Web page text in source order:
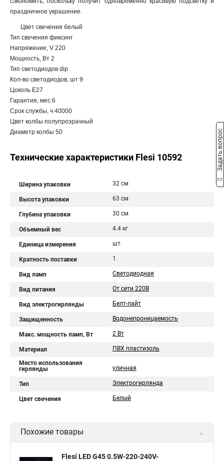
праздничное украшение.
Цвет свечения белый
Тип свечения фиксинг
Напряжение, V 220
Мощность, Вт 2
Тип светодиодов dip
Кол-во светодиодов, шт 9
Цоколь Е27
Гарантия, мес 6
Срок службы, ч 40000
Цвет колбы полупрозрачный
Диаметр колбы 50
Технические характеристики Flesi 10592
Ширина упаковки 32 см
Высота упаковки 63 см
Глубина упаковки 30 см
Объемный вес 4.4 кг
Единица измерения шт.
Кратность поставки 1
Вид ламп Светодиодная
Вид питания От сети 220В
Вид электрогирлянды Белт-лайт
Защищенность Водонепроницаемость
Макс. мощность ламп, Вт 2 Вт
Материал ПВХ пластизоль
Место использования
гирлянды
уличная
Тип Электрогирлянда
Цвет свечения Белый
Похожие товары
Flesi LED G45 0.5W-220-240V-
Задать вопрос